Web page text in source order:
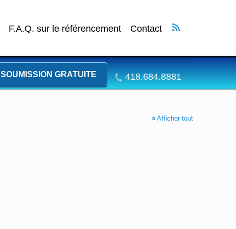
F.A.Q. sur le référencement Contact
SOUMISSION GRATUITE 418.684.8881
Afficher tout